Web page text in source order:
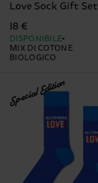
Love Sock Gift Set
18 €
DISPONIBILE
MIX DI COTONE
BIOLOGICO
Special Edition